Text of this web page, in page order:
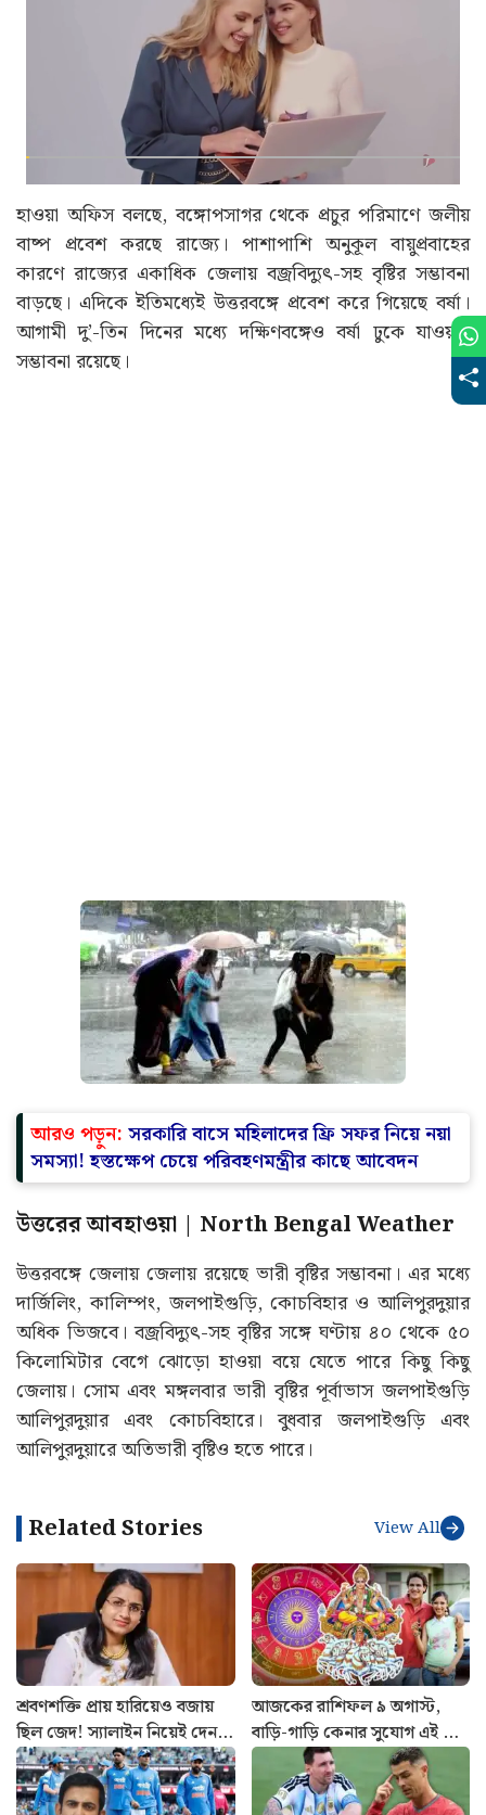
হাওয়া অফিস বলছে, বঙ্গোপসাগর থেকে প্রচুর পরিমাণে জলীয়
বাষ্প প্রবেশ করছে রাজ্যে। পাশাপাশি অনুকূল বায়ুপ্রবাহের
কারণে রাজ্যের একাধিক জেলায় বজ্রবিদ্যুৎ-সহ বৃষ্টির সম্ভাবনা
বাড়ছে। এদিকে ইতিমধ্যেই উত্তরবঙ্গে প্রবেশ করে গিয়েছে বর্ষা।
আগামী দু’-তিন দিনের মধ্যে দক্ষিণবঙ্গেও বর্ষা ঢুকে যাওয়ার
সম্ভাবনা রয়েছে।
আরও পড়ুন: সরকারি বাসে মহিলাদের ফ্রি সফর নিয়ে নয়া
সমস্যা! হস্তক্ষেপ চেয়ে পরিবহণমন্ত্রীর কাছে আবেদন
উত্তরের আবহাওয়া | North Bengal Weather
উত্তরবঙ্গে জেলায় জেলায় রয়েছে ভারী বৃষ্টির সম্ভাবনা। এর মধ্যে
দার্জিলিং, কালিম্পং, জলপাইগুড়ি, কোচবিহার ও আলিপুরদুয়ার
অধিক ভিজবে। বজ্রবিদ্যুৎ-সহ বৃষ্টির সঙ্গে ঘণ্টায় ৪০ থেকে ৫০
কিলোমিটার বেগে ঝোড়ো হাওয়া বয়ে যেতে পারে কিছু কিছু
জেলায়। সোম এবং মঙ্গলবার ভারী বৃষ্টির পূর্বাভাস জলপাইগুড়ি
আলিপুরদুয়ার এবং কোচবিহারে। বুধবার জলপাইগুড়ি এবং
আলিপুরদুয়ারে অতিভারী বৃষ্টিও হতে পারে।
Related Stories View All
শ্রবণশক্তি প্রায় হারিয়েও বজায়
ছিল জেদ! স্যালাইন নিয়েই দেন
মেইনস পরীক্ষা, UPSC-তে
বাজিমাত সৌম্যার
আজকের রাশিফল ৯ অগাস্ট,
বাড়ি-গাড়ি কেনার সুযোগ এই চার
রাশির